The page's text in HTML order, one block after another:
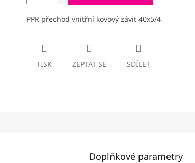
PPR přechod vnitřní kovový závit 40x5/4
TISK ZEPTAT SE SDÍLET
Doplňkové parametry